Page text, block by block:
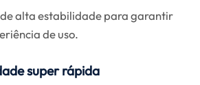
alta estabilidade para garantir
de uso.
super rápida